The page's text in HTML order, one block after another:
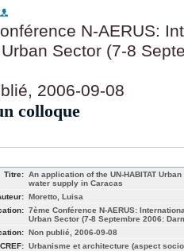
N-AERUS:
Sector (7-8
2006-09-08
colloque
Titre: An application of the UN-HABITAT
water supply in Caracas
Moretto, Luisa
7ème Conférence N-AERUS:
Urban Sector (7-8 Septembre 2006:
Non publié, 2006-09-08
Urbanisme et architecture (aspect